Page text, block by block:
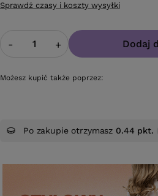
- + Dodaj
Możesz kupić także poprzez:
Sprawdź czasy i koszty wysyłki
Po zakupie otrzymasz 0.44 pkt.